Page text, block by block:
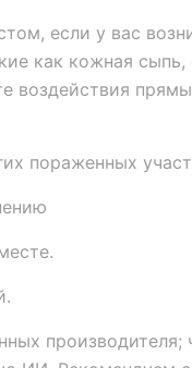
если у вас
как кожная сыпь,
воздействия
пораженных